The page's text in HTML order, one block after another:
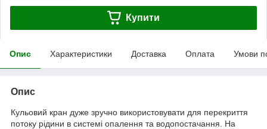
Купити
Опис Характеристики Доставка Оплата Умови
Опис
Кульовий кран дуже зручно використовувати для перекриття
потоку рідини в системі опалення та водопостачання. На